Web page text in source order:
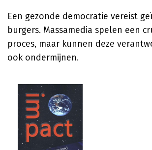
Een gezonde democratie vereist
burgers. Massamedia spelen een
proces, maar kunnen deze
ook ondermijnen.